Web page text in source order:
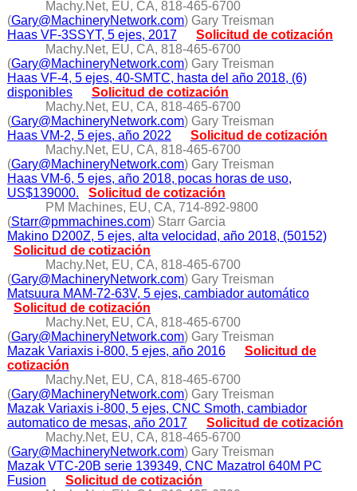
Machy.Net, EU, CA, 818-465-6700
(Gary@MachineryNetwork.com) Gary Treisman
Haas VF-3SSYT, 5 ejes, 2017
Solicitud de cotización
Machy.Net, EU, CA, 818-465-6700
(Gary@MachineryNetwork.com) Gary Treisman
Haas VF-4, 5 ejes, 40-SMTC, hasta del año 2018, (6)
disponibles
Solicitud de cotización
Machy.Net, EU, CA, 818-465-6700
(Gary@MachineryNetwork.com) Gary Treisman
Haas VM-2, 5 ejes, año 2022
Solicitud de cotización
Machy.Net, EU, CA, 818-465-6700
(Gary@MachineryNetwork.com) Gary Treisman
Haas VM-6, 5 ejes, año 2018, pocas horas de uso,
US$139000.
Solicitud de cotización
PM Machines, EU, CA, 714-892-9800
(Starr@pmmachines.com) Starr Garcia
Makino D200Z, 5 ejes, alta velocidad, año 2018, (50152)
Solicitud de cotización
Machy.Net, EU, CA, 818-465-6700
(Gary@MachineryNetwork.com) Gary Treisman
Matsuura MAM-72-63V, 5 ejes, cambiador automático
Solicitud de cotización
Machy.Net, EU, CA, 818-465-6700
(Gary@MachineryNetwork.com) Gary Treisman
Mazak Variaxis i-800, 5 ejes, año 2016
Solicitud de
cotización
Machy.Net, EU, CA, 818-465-6700
(Gary@MachineryNetwork.com) Gary Treisman
Mazak Variaxis i-800, 5 ejes, CNC Smoth, cambiador
automatico de mesas, año 2017
Solicitud de cotización
Machy.Net, EU, CA, 818-465-6700
(Gary@MachineryNetwork.com) Gary Treisman
Mazak VTC-20B serie 139349, CNC Mazatrol 640M PC
Fusion
Solicitud de cotización